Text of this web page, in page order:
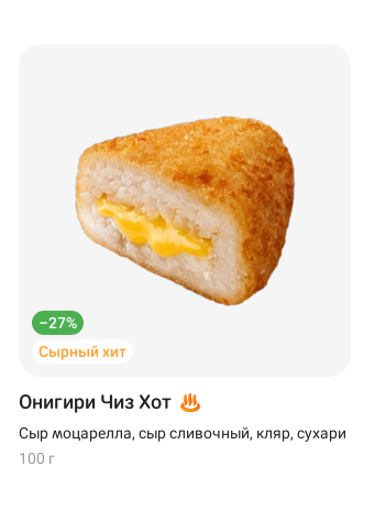
–27%
Сырный хит
Онигири Чиз Хот
Сыр моцарелла, сыр сливочный, кляр, сухари
100 г